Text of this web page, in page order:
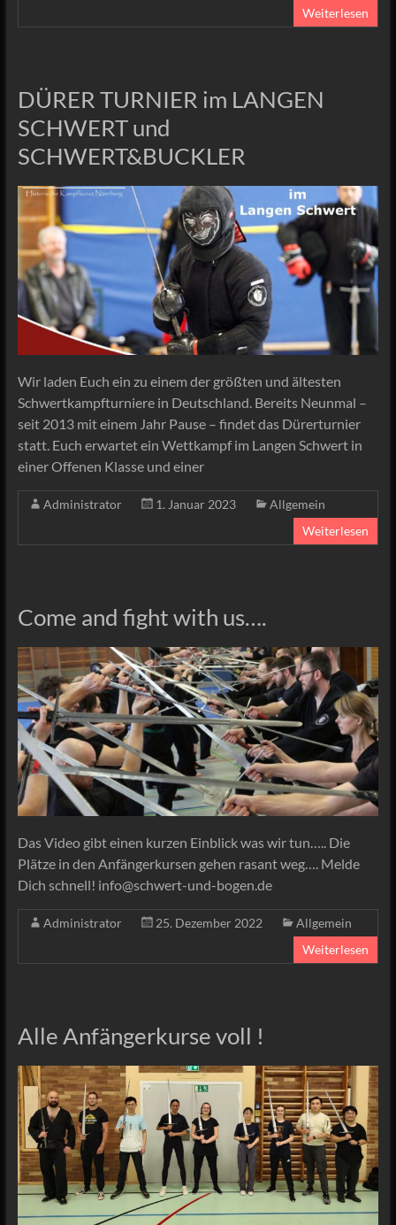
Weiterlesen
DÜRER TURNIER im LANGEN
SCHWERT und
SCHWERT&BUCKLER
Wir laden Euch ein zu einem der größten und ältesten
Schwertkampfturniere in Deutschland. Bereits Neunmal –
seit 2013 mit einem Jahr Pause – findet das Dürerturnier
statt. Euch erwartet ein Wettkampf im Langen Schwert in
einer Offenen Klasse und einer
Administrator 1. Januar 2023
Allgemein
Weiterlesen
Come and fight with us….
Das Video gibt einen kurzen Einblick was wir tun….. Die
Plätze in den Anfängerkursen gehen rasant weg…. Melde
Dich schnell! info@schwert-und-bogen.de
Administrator 25. Dezember 2022
Allgemein
Weiterlesen
Alle Anfängerkurse voll !